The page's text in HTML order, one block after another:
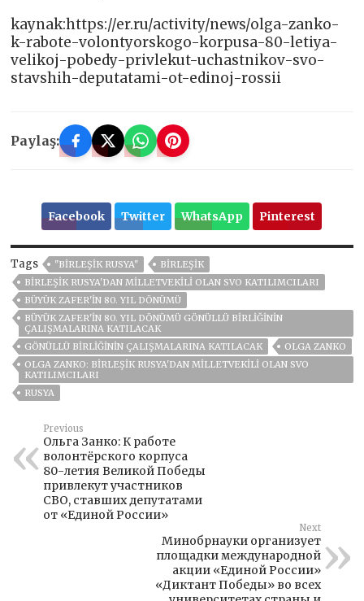
kaynak:https://er.ru/activity/news/olga-zanko-
k-rabote-volontyorskogo-korpusa-80-letiya-
velikoj-pobedy-privlekut-uchastnikov-svo-
stavshih-deputatami-ot-edinoj-rossii
Paylaş:
Facebook Twitter WhatsApp Pinterest
Tags "BIRLEŞIK RUSYA"
BIRLEŞIK
BIRLEŞIK RUSYA'DAN MILLETVEKILI OLAN SVO KATILIMCILARI
BÜYÜK ZAFER'IN 80. YIL DÖNÜMÜ
BÜYÜK ZAFER'IN 80. YIL DÖNÜMÜ GÖNÜLLÜ BIRLIĞININ
ÇALIŞMALARINA KATILACAK
GÖNÜLLÜ BIRLIĞININ ÇALIŞMALARINA KATILACAK
OLGA ZANKO
OLGA ZANKO: BIRLEŞIK RUSYA'DAN MILLETVEKILI OLAN SVO
KATILIMCILARI
RUSYA
Previous
Ольга Занко: К работе
волонтёрского корпуса
80-летия Великой Победы
привлекут участников
СВО, ставших депутатами
от «Единой России»
Next
Минобрнауки организует
площадки международной
акции «Единой России»
«Диктант Победы» во всех